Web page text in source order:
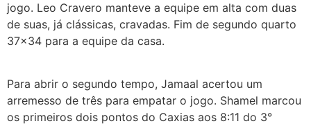
jogo. Leo Cravero manteve a equipe em alta com duas
de suas, já clássicas, cravadas. Fim de segundo quarto
37×34 para a equipe da casa.
Para abrir o segundo tempo, Jamaal acertou um
arremesso de três para empatar o jogo. Shamel marcou
os primeiros dois pontos do Caxias aos 8:11 do 3°